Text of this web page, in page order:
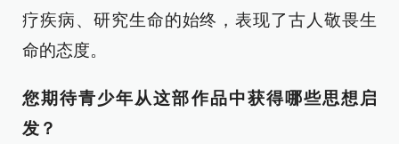
疗疾病、研究生命的始终，表现了古人敬畏生
命的态度。
您期待青少年从这部作品中获得哪些思想启
发？